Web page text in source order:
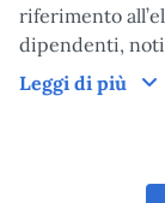
riferimento
dipendenti, noti
Leggi di più